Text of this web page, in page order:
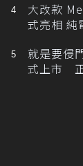
大改款
式亮相 純
就是要侵
式上市